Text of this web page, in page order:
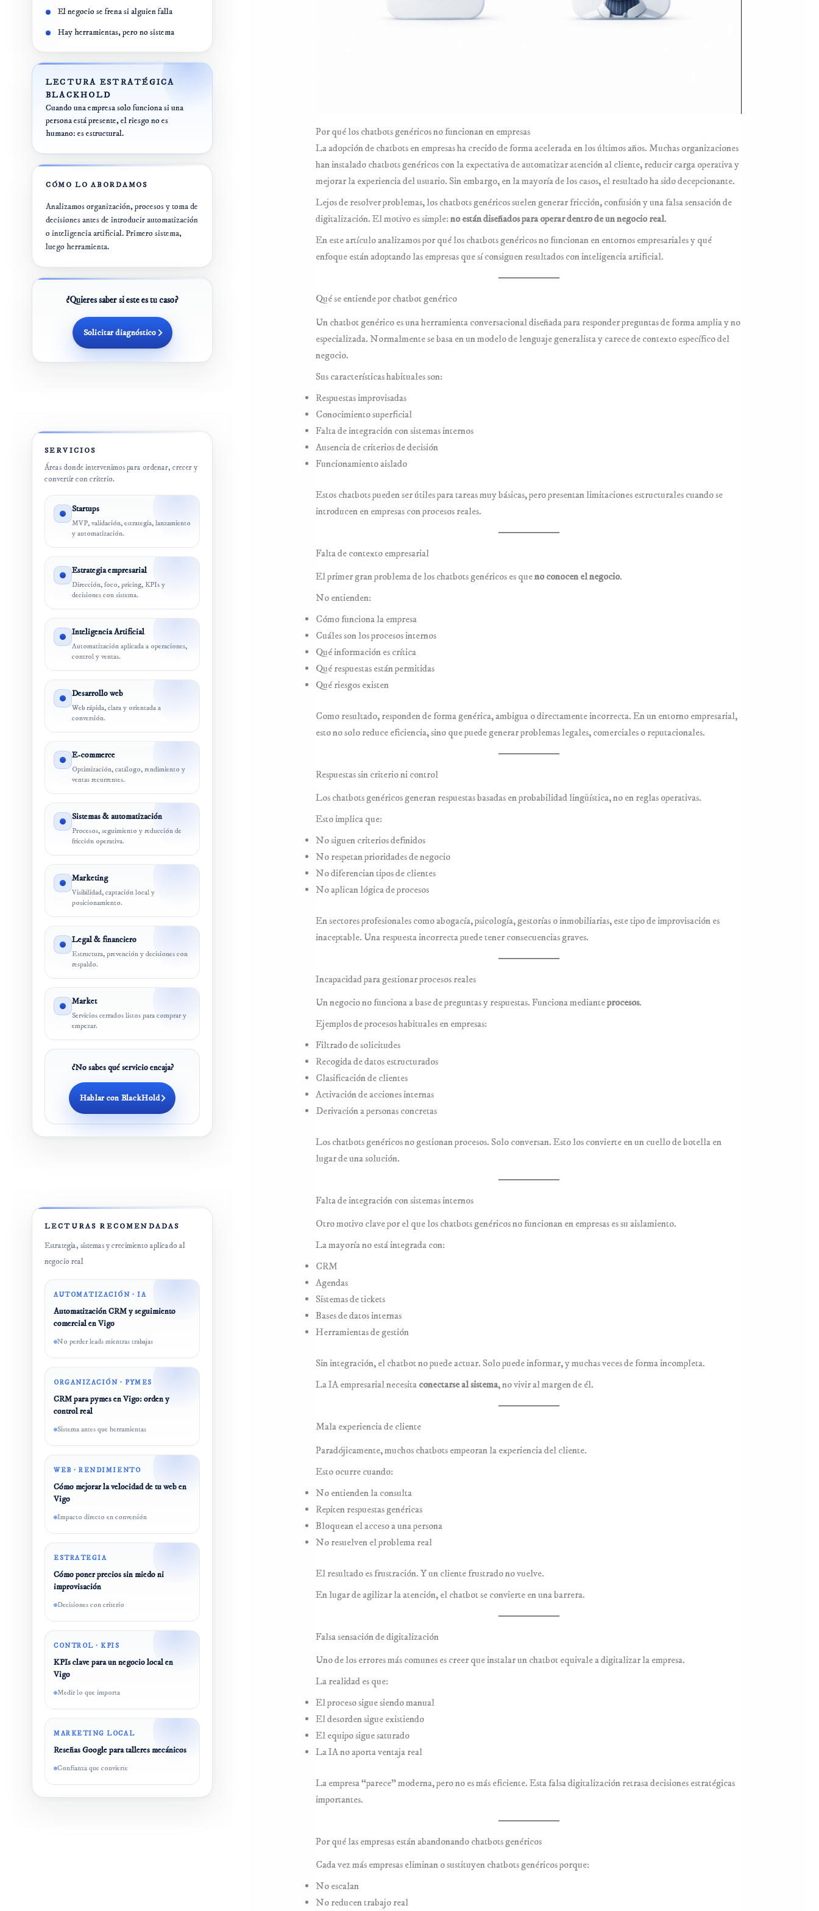
Formación en IA
SISTEMAS
Auditoría
tecnológica
CRM +
Automatizaciones
Auditoría 360º
WooCommerce
El negocio se frena si alguien falla
Hay herramientas, pero no sistema
LECTURA ESTRATÉGICA
BLACKHOLD
Cuando una empresa solo funciona si una
persona está presente, el riesgo no es
humano: es estructural.
CÓMO LO ABORDAMOS
Analizamos organización, procesos y toma de
decisiones antes de introducir automatización
o inteligencia artificial. Primero sistema,
luego herramienta.
¿Quieres saber si este es tu caso?
Solicitar diagnóstico
SERVICIOS
Áreas donde intervenimos para ordenar, crecer y
convertir con criterio.
Startups
MVP, validación, estrategia, lanzamiento
y automatización.
Estrategia empresarial
Dirección, foco, pricing, KPIs y
decisiones con sistema.
Inteligencia Artificial
Automatización aplicada a operaciones,
control y ventas.
Desarrollo web
Web rápida, clara y orientada a
conversión.
E-commerce
Optimización, catálogo, rendimiento y
ventas recurrentes.
Sistemas & automatización
Procesos, seguimiento y reducción de
fricción operativa.
Marketing
Visibilidad, captación local y
posicionamiento.
Legal & financiero
Estructura, prevención y decisiones con
respaldo.
Market
Servicios cerrados listos para comprar y
empezar.
¿No sabes qué servicio encaja?
Hablar con BlackHold
LECTURAS RECOMENDADAS
Estrategia, sistemas y crecimiento aplicado al
negocio real
AUTOMATIZACIÓN · IA
Automatización CRM y seguimiento
comercial en Vigo
No perder leads mientras trabajas
ORGANIZACIÓN · PYMES
CRM para pymes en Vigo: orden y
control real
Sistema antes que herramientas
WEB · RENDIMIENTO
Cómo mejorar la velocidad de tu web en
Vigo
Impacto directo en conversión
ESTRATEGIA
Cómo poner precios sin miedo ni
improvisación
Decisiones con criterio
CONTROL · KPIS
KPIs clave para un negocio local en
Vigo
Medir lo que importa
MARKETING LOCAL
Reseñas Google para talleres mecánicos
Confianza que convierte
Por qué los chatbots genéricos no funcionan en empresas
La adopción de chatbots en empresas ha crecido de forma acelerada en los últimos años. Muchas organizaciones
han instalado chatbots genéricos con la expectativa de automatizar atención al cliente, reducir carga operativa y
mejorar la experiencia del usuario. Sin embargo, en la mayoría de los casos, el resultado ha sido decepcionante.
Lejos de resolver problemas, los chatbots genéricos suelen generar fricción, confusión y una falsa sensación de
digitalización. El motivo es simple:no están diseñados para operar dentro de un negocio real.
En este artículo analizamos por qué los chatbots genéricos no funcionan en entornos empresariales y qué
enfoque están adoptando las empresas que sí consiguen resultados con inteligencia artificial.
Qué se entiende por chatbot genérico
Un chatbot genérico es una herramienta conversacional diseñada para responder preguntas de forma amplia y no
especializada. Normalmente se basa en un modelo de lenguaje generalista y carece de contexto específico del
negocio.
Sus características habituales son:
Respuestas improvisadas
Conocimiento superficial
Falta de integración con sistemas internos
Ausencia de criterios de decisión
Funcionamiento aislado
Estos chatbots pueden ser útiles para tareas muy básicas, pero presentan limitaciones estructurales cuando se
introducen en empresas con procesos reales.
Falta de contexto empresarial
El primer gran problema de los chatbots genéricos es queno conocen el negocio.
No entienden:
Cómo funciona la empresa
Cuáles son los procesos internos
Qué información es crítica
Qué respuestas están permitidas
Qué riesgos existen
Como resultado, responden de forma genérica, ambigua o directamente incorrecta. En un entorno empresarial,
esto no solo reduce eficiencia, sino que puede generar problemas legales, comerciales o reputacionales.
Respuestas sin criterio ni control
Los chatbots genéricos generan respuestas basadas en probabilidad lingüística, no en reglas operativas.
Esto implica que:
No siguen criterios definidos
No respetan prioridades de negocio
No diferencian tipos de clientes
No aplican lógica de procesos
En sectores profesionales como abogacía, psicología, gestorías o inmobiliarias, este tipo de improvisación es
inaceptable. Una respuesta incorrecta puede tener consecuencias graves.
Incapacidad para gestionar procesos reales
Un negocio no funciona a base de preguntas y respuestas. Funciona medianteprocesos.
Ejemplos de procesos habituales en empresas:
Filtrado de solicitudes
Recogida de datos estructurados
Clasificación de clientes
Activación de acciones internas
Derivación a personas concretas
Los chatbots genéricos no gestionan procesos. Solo conversan. Esto los convierte en un cuello de botella en
lugar de una solución.
Falta de integración con sistemas internos
Otro motivo clave por el que los chatbots genéricos no funcionan en empresas es su aislamiento.
La mayoría no está integrada con:
CRM
Agendas
Sistemas de tickets
Bases de datos internas
Herramientas de gestión
Sin integración, el chatbot no puede actuar. Solo puede informar, y muchas veces de forma incompleta.
La IA empresarial necesita conectarse al sistema, no vivir al margen de él.
Mala experiencia de cliente
Paradójicamente, muchos chatbots empeoran la experiencia del cliente.
Esto ocurre cuando:
No entienden la consulta
Repiten respuestas genéricas
Bloquean el acceso a una persona
No resuelven el problema real
El resultado es frustración. Y un cliente frustrado no vuelve.
En lugar de agilizar la atención, el chatbot se convierte en una barrera.
Falsa sensación de digitalización
Uno de los errores más comunes es creer que instalar un chatbot equivale a digitalizar la empresa.
La realidad es que:
El proceso sigue siendo manual
El desorden sigue existiendo
El equipo sigue saturado
La IA no aporta ventaja real
La empresa “parece” moderna, pero no es más eficiente. Esta falsa digitalización retrasa decisiones estratégicas
importantes.
Por qué las empresas están abandonando chatbots genéricos
Cada vez más empresas eliminan o sustituyen chatbots genéricos porque:
No escalan
No reducen trabajo real